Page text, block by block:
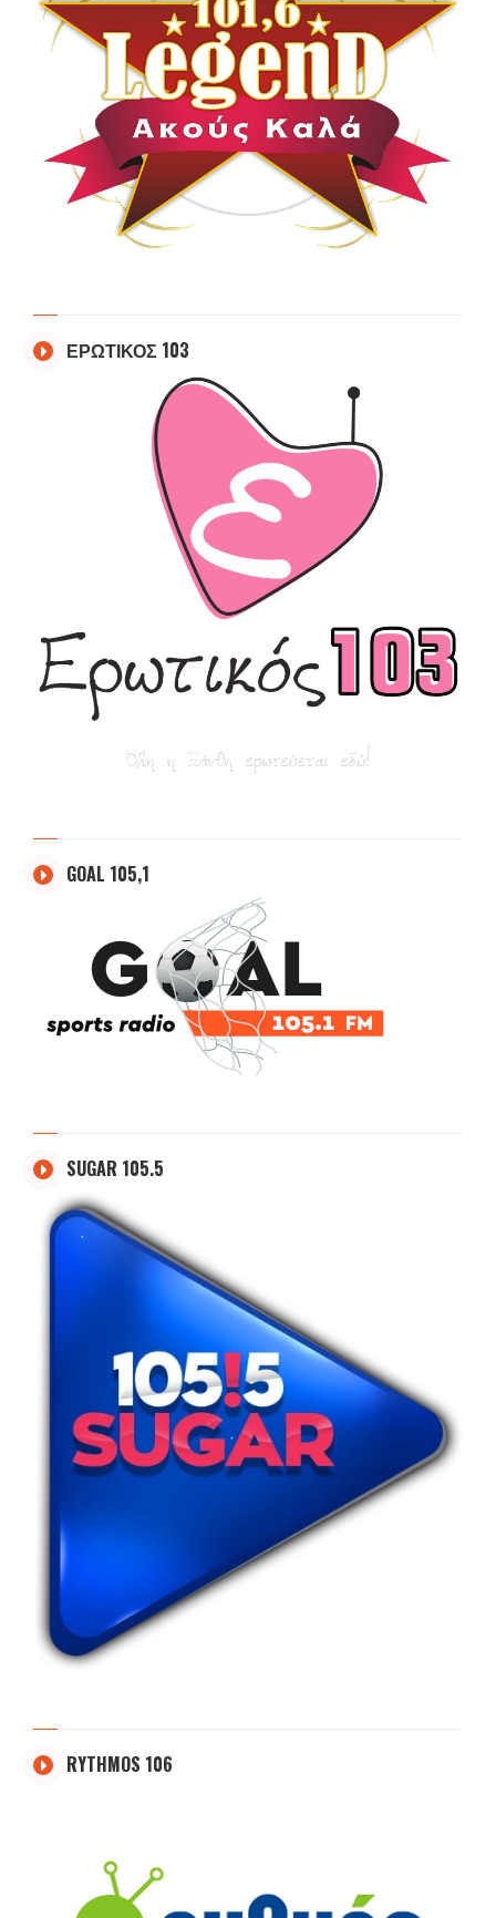
ΕΡΩΤΙΚΟΣ 103
GOAL 105,1
SUGAR 105.5
RYTHMOS 106